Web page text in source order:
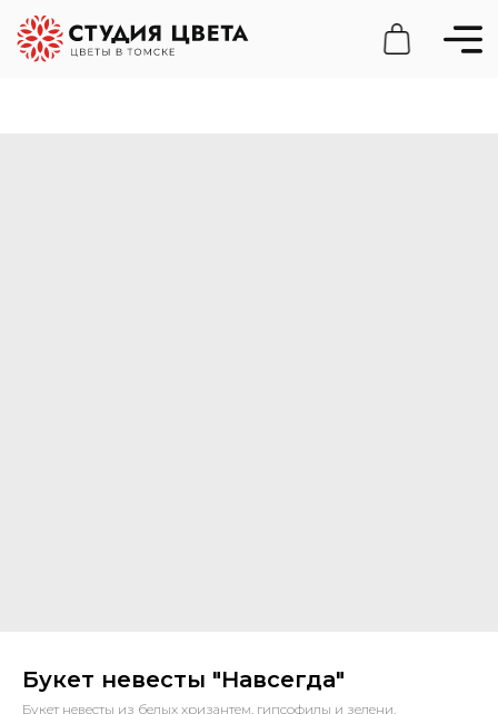
Букет невесты "Навсегда"
Букет невесты из белых хризантем, гипсофилы и зелени.